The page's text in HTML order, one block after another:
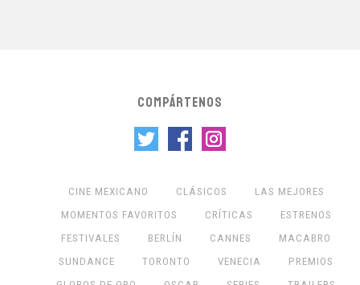
COMPÁRTENOS
CINE MEXICANO CLÁSICOS
LAS MEJORES
MOMENTOS FAVORITOS
CRÍTICAS
ESTRENOS
FESTIVALES
BERLÍN CANNES
MACABRO
SUNDANCE
TORONTO VENECIA
PREMIOS